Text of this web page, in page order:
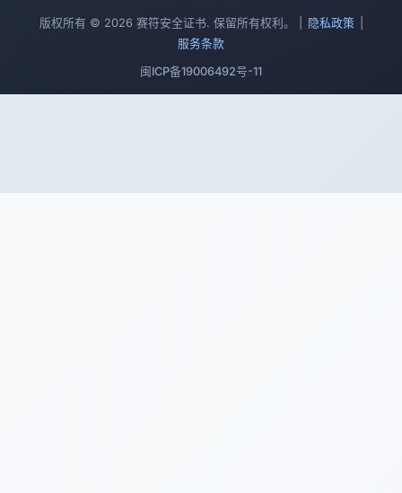
版权所有 © 2026 赛符安全证书. 保留所有权利。 | 隐私政策
服务条款
闽ICP备19006492号-11